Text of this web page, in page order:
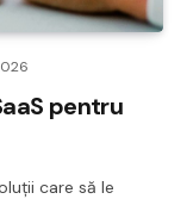
pentru
care să le